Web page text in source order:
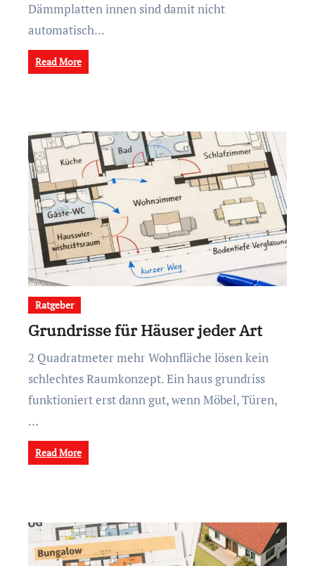
Dämmplatten innen sind damit nicht
automatisch…
Read More
Ratgeber
Grundrisse für Häuser jeder Art
2 Quadratmeter mehr Wohnfläche lösen kein
schlechtes Raumkonzept. Ein haus grundriss
funktioniert erst dann gut, wenn Möbel, Türen,
…
Read More